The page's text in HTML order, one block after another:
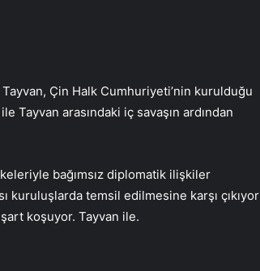
Çin Halk Cumhuriyeti’nin kurulduğu
Tayvan arasındaki iç savaşın ardından
bağımsız diplomatik ilişkiler
kuruluşlarda temsil edilmesine karşı çıkıyor
koşuyor. Tayvan ile.